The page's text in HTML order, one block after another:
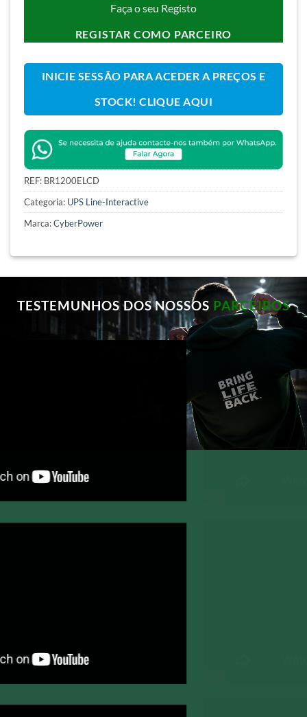
Faça o seu Registo
REGISTAR COMO PARCEIRO
INICIE SESSÃO PARA ACEDER A PREÇOS E
STOCK! CLIQUE AQUI
REF: BR1200ELCD
Categoria: UPS Line-Interactive
Marca:CyberPower
TESTEMUNHOS DOS NOSSOS PARCEIROS